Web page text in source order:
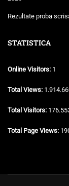
Rezultate proba
STATISTICA
Online Visitors: 1
Total Views:
Total Visitors:
Total Page Views: